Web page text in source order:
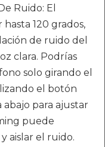
Ruido: El
120 grados,
de ruido del
clara. Podrías
solo girando el
el botón
abajo para ajustar
puede
aislar el ruido.